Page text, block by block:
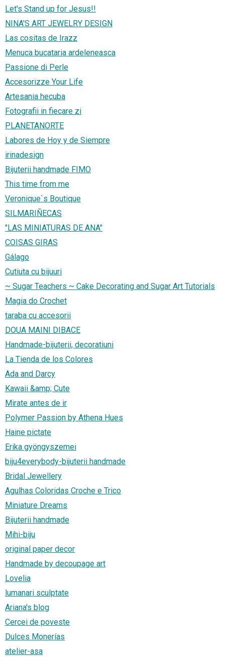
Let's Stand up for Jesus!!
NINA'S ART JEWELRY DESIGN
Las cositas de Irazz
Menuca bucataria ardeleneasca
Passione di Perle
Accesorizze Your Life
Artesania hecuba
Fotografii in fiecare zi
PLANETANORTE
Labores de Hoy y de Siempre
irinadesign
Bijuterii handmade FIMO
This time from me
Veronique`s Boutique
SILMARIÑECAS
"LAS MINIATURAS DE ANA"
COISAS GIRAS
Gálago
Cutiuta cu bijuuri
~ Sugar Teachers ~ Cake Decorating and Sugar Art Tutorials
Magia do Crochet
taraba cu accesorii
DOUA MAINI DIBACE
Handmade-bijuterii, decoratiuni
La Tienda de los Colores
Ada and Darcy
Kawaii &amp; Cute
Mirate antes de ir
Polymer Passion by Athena Hues
Haine pictate
Erika gyöngyszemei
biju4everybody-bijuterii handmade
Bridal Jewellery
Agulhas Coloridas Croche e Trico
Miniature Dreams
Bijuterii handmade
Mihi-biju
original paper decor
Handmade by decoupage art
Lovelia
lumanari sculptate
Ariana's blog
Cercei de poveste
Dulces Monerías
atelier-asa